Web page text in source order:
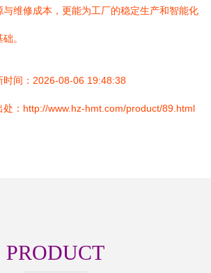
维修成本，更能为工厂的稳定生产和智能化
。
时间：2026-08-06 19:48:38
处：http://www.hz-hmt.com/product/89.html
PRODUCT